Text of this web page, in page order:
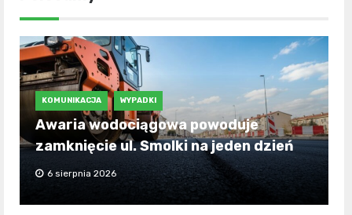
KOMUNIKACJA WYPADKI
Awaria wodociągowa powoduje
zamknięcie ul. Smolki na jeden dzień
6 sierpnia 2026